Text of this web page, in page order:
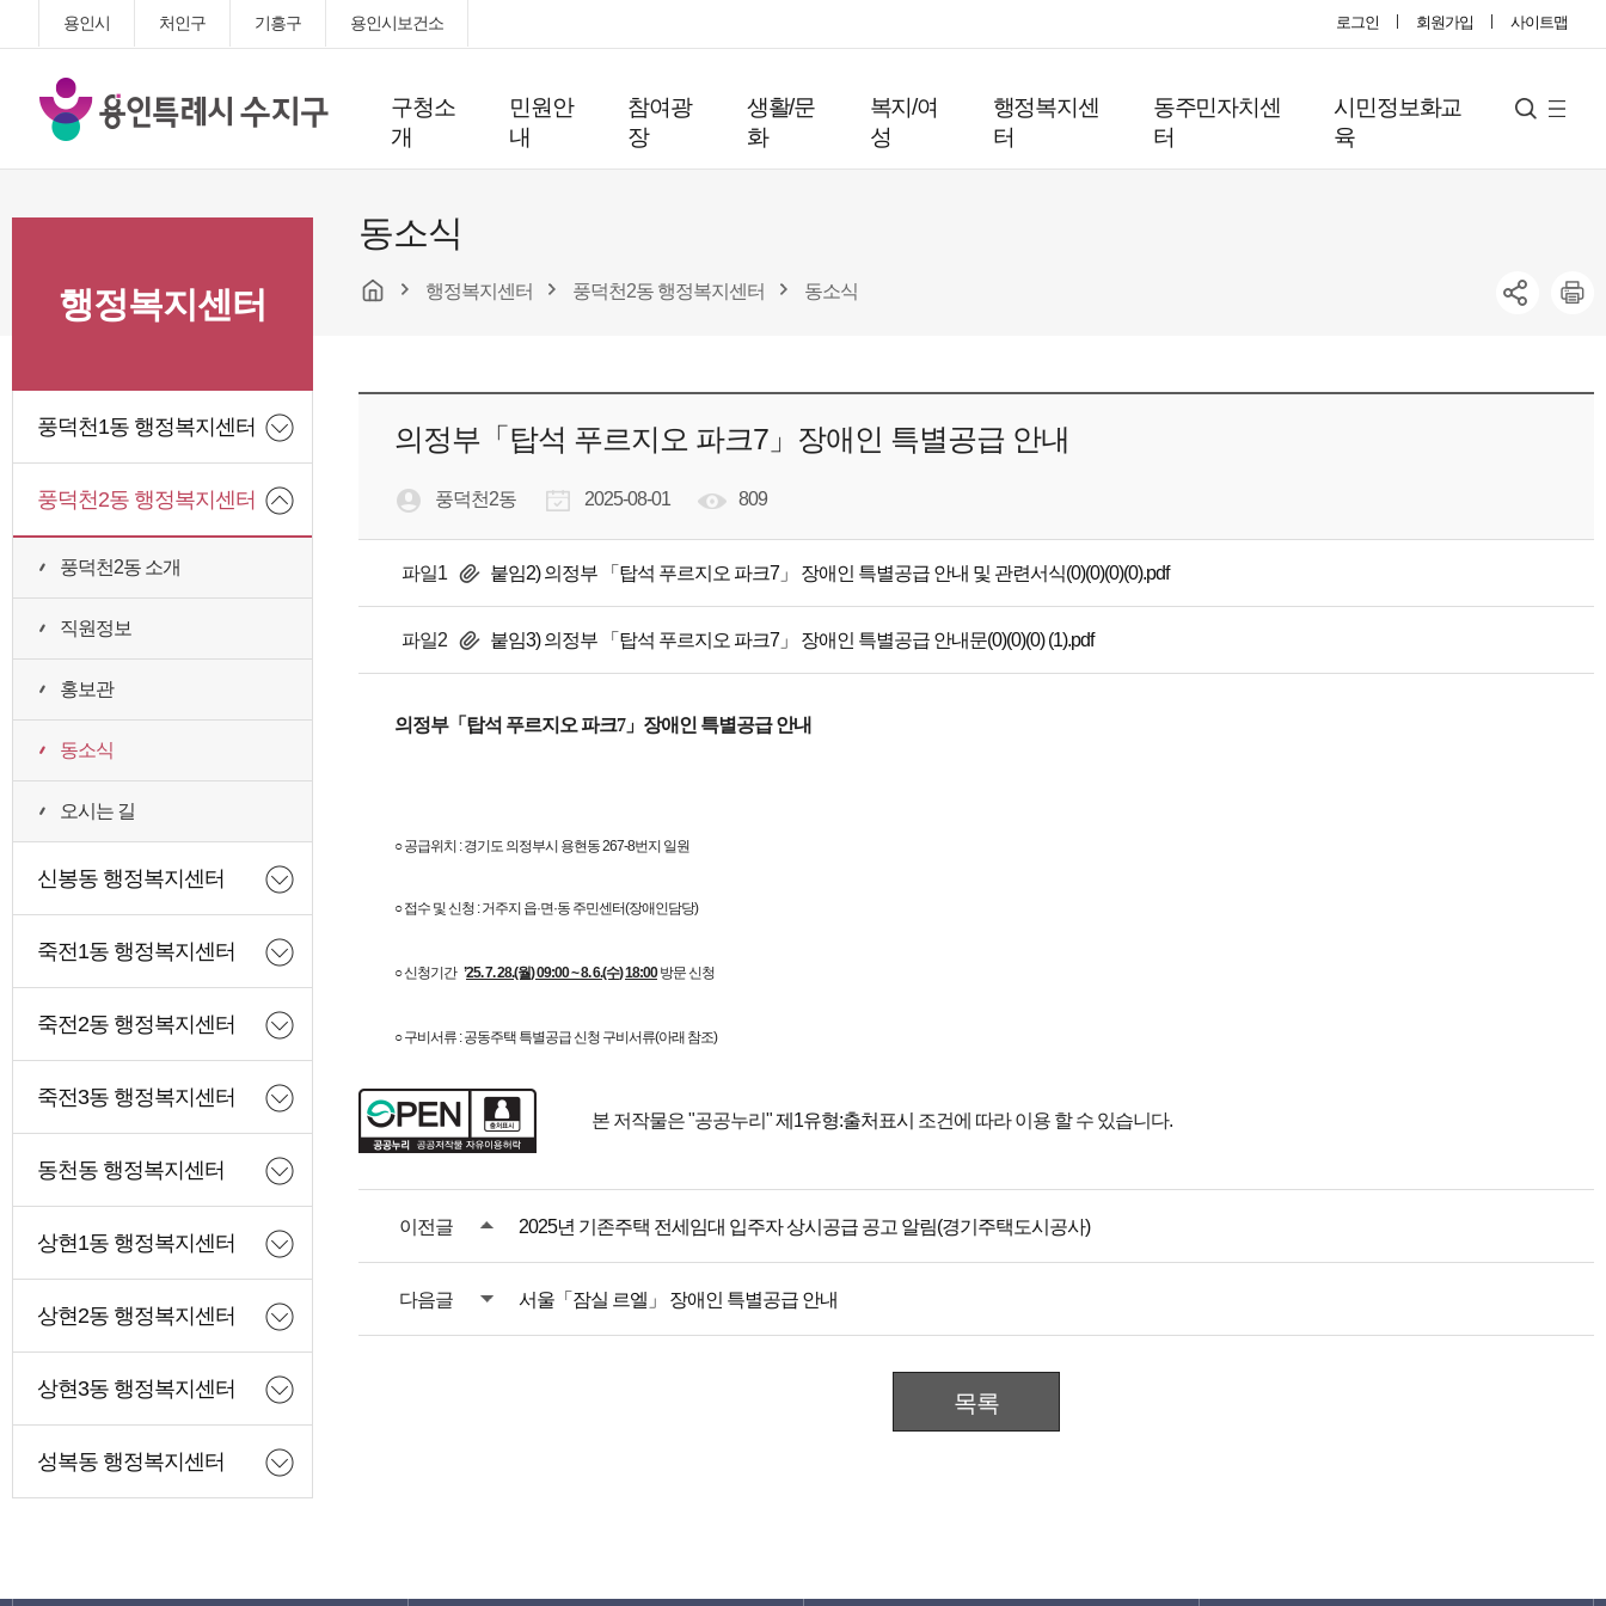
용인시 처인구 기흥구 용인시보건소 로그인 회원가입 사이트맵
용
인
특
시
구
구청소
개
민원안
내
참여광
장
생활/문
화
복지/여
성
행정복지센
터
동주민자치센
터
시민정보화교
육
검
사
트
행정복지센터
풍덕천1동 행정복지센터
풍덕천2동 행정복지센터
풍덕천2동 소개
직원정보
홍보관
동소식
오시는 길
신봉동 행정복지센터
죽전1동 행정복지센터
죽전2동 행정복지센터
죽전3동 행정복지센터
동천동 행정복지센터
상현1동 행정복지센터
상현2동 행정복지센터
상현3동 행정복지센터
성복동 행정복지센터
동소식
행정복지센터 풍덕천2동 행정복지센터 동소식
의정부「탑석 푸르지오 파크7」장애인 특별공급 안내
풍덕천2동 2025-08-01 809
파일1 붙임2) 의정부 「탑석 푸르지오 파크7」 장애인 특별공급 안내 및 관련서식(0)(0)(0)(0).pdf
파일2 붙임3) 의정부 「탑석 푸르지오 파크7」 장애인 특별공급 안내문(0)(0)(0) (1).pdf
의정부「탑석 푸르지오 파크7」장애인 특별공급 안내
○ 공급위치 : 경기도 의정부시 용현동 267-8번지 일원
○ 접수 및 신청 : 거주지 읍·면·동 주민센터(장애인담당)
○ 신청기간 ’25. 7. 28.(월) 09:00 ~ 8. 6.(수)18:00 방문 신청
○ 구비서류 : 공동주택 특별공급 신청 구비서류(아래 참조)
본 저작물은 "공공누리"제1유형:출처표시 조건에 따라 이용 할 수 있습니다.
이전글 2025년 기존주택 전세임대 입주자 상시공급 공고 알림(경기주택도시공사)
다음글 서울「잠실 르엘」 장애인 특별공급 안내
목록